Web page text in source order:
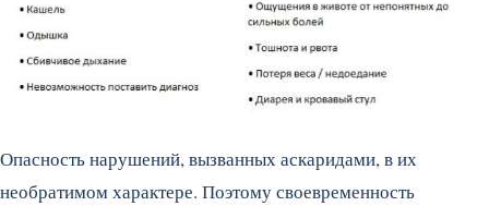
Опасность нарушений, вызванных аскаридами, в их
необратимом характере. Поэтому своевременность